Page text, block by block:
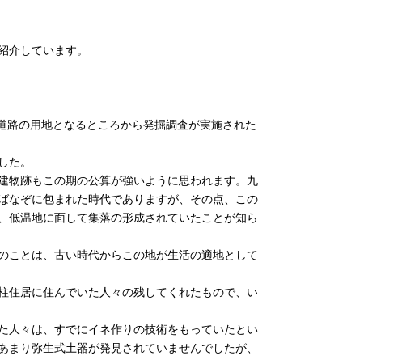
しています。
の用地となるところから発掘調査が実施された
。
物跡もこの期の公算が強いように思われます。九
なぞに包まれた時代でありますが、その点、この
温地に面して集落の形成されていたことが知ら
ことは、古い時代からこの地が生活の適地として
住居に住んでいた人々の残してくれたもので、い
人々は、すでにイネ作りの技術をもっていたとい
り弥生式土器が発見されていませんでしたが、